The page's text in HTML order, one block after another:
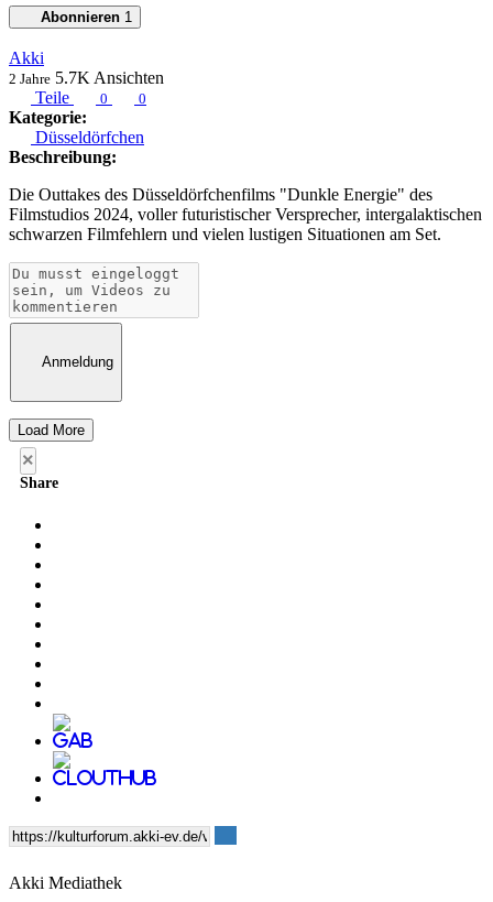
Abonnieren 1
Akki
2 Jahre 5.7K Ansichten
Teile
0 0
Kategorie:
Düsseldörfchen
Beschreibung:
Die Outtakes des Düsseldörfchenfilms "Dunkle Energie" des
Filmstudios 2024, voller futuristischer Versprecher, intergalaktischen
schwarzen Filmfehlern und vielen lustigen Situationen am Set.
Anmeldung
Load More
Akki Mediathek
×
Share